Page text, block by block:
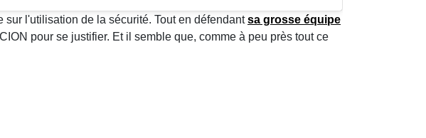
l'utilisation de la sécurité. Tout en défendantsa grosse équipe
pour se justifier. Et il semble que, comme à peu près tout ce